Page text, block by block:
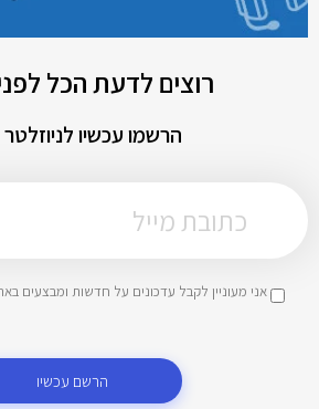
רוצים לדעת הכל
הרשמו עכשיו
אני מעוניין לקבל עדכונים על חדשות ומבצעים
הרשם עכשיו